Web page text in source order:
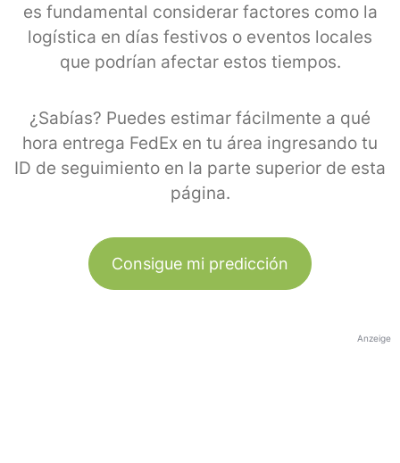
es fundamental considerar factores como la
logística en días festivos o eventos locales
que podrían afectar estos tiempos.
¿Sabías? Puedes estimar fácilmente a qué
hora entrega FedEx en tu área ingresando tu
ID de seguimiento en la parte superior de esta
página.
Consigue mi predicción
Anzeige